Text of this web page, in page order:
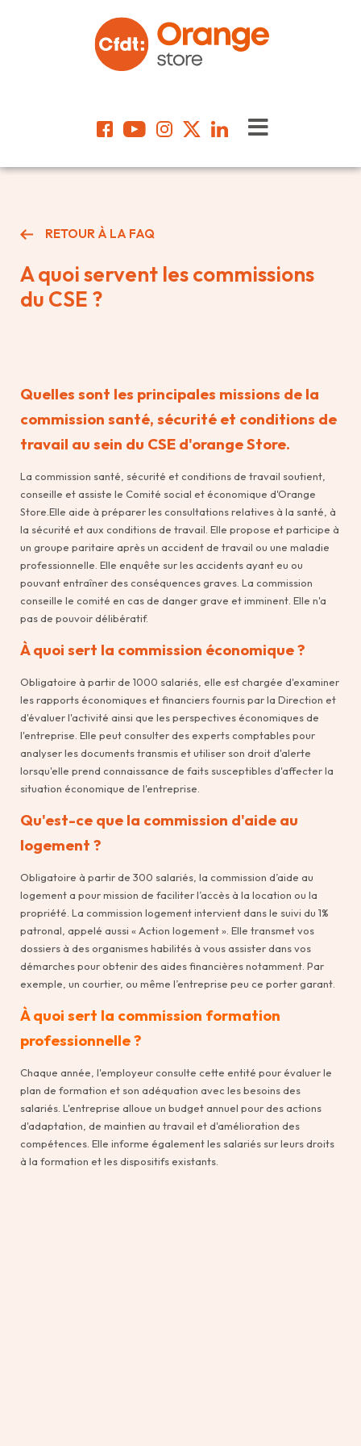
RETOUR À LA FAQ
A quoi servent les commissions
du CSE ?
Quelles sont les principales missions de la
commission santé, sécurité et conditions de
travail au sein du CSE d'orange Store.
La commission santé, sécurité et conditions de travail soutient,
conseille et assiste le Comité social et économique d'Orange
Store.Elle aide à préparer les consultations relatives à la santé, à
la sécurité et aux conditions de travail. Elle propose et participe à
un groupe paritaire après un accident de travail ou une maladie
professionnelle. Elle enquête sur les accidents ayant eu ou
pouvant entraîner des conséquences graves. La commission
conseille le comité en cas de danger grave et imminent. Elle n'a
pas de pouvoir délibératif.
À quoi sert la commission économique ?
Obligatoire à partir de 1000 salariés, elle est chargée d'examiner
les rapports économiques et financiers fournis par la Direction et
d'évaluer l'activité ainsi que les perspectives économiques de
l'entreprise. Elle peut consulter des experts comptables pour
analyser les documents transmis et utiliser son droit d'alerte
lorsqu'elle prend connaissance de faits susceptibles d'affecter la
situation économique de l'entreprise.
Qu'est-ce que la commission d'aide au
logement ?
Obligatoire à partir de 300 salariés, la commission d’aide au
logement a pour mission de faciliter l’accès à la location ou la
propriété. La commission logement intervient dans le suivi du 1%
patronal, appelé aussi « Action logement ». Elle transmet vos
dossiers à des organismes habilités à vous assister dans vos
démarches pour obtenir des aides financières notamment. Par
exemple, un courtier, ou même l’entreprise peu ce porter garant.
À quoi sert la commission formation
professionnelle ?
Chaque année, l'employeur consulte cette entité pour évaluer le
plan de formation et son adéquation avec les besoins des
salariés. L'entreprise alloue un budget annuel pour des actions
d'adaptation, de maintien au travail et d'amélioration des
compétences. Elle informe également les salariés sur leurs droits
à la formation et les dispositifs existants.